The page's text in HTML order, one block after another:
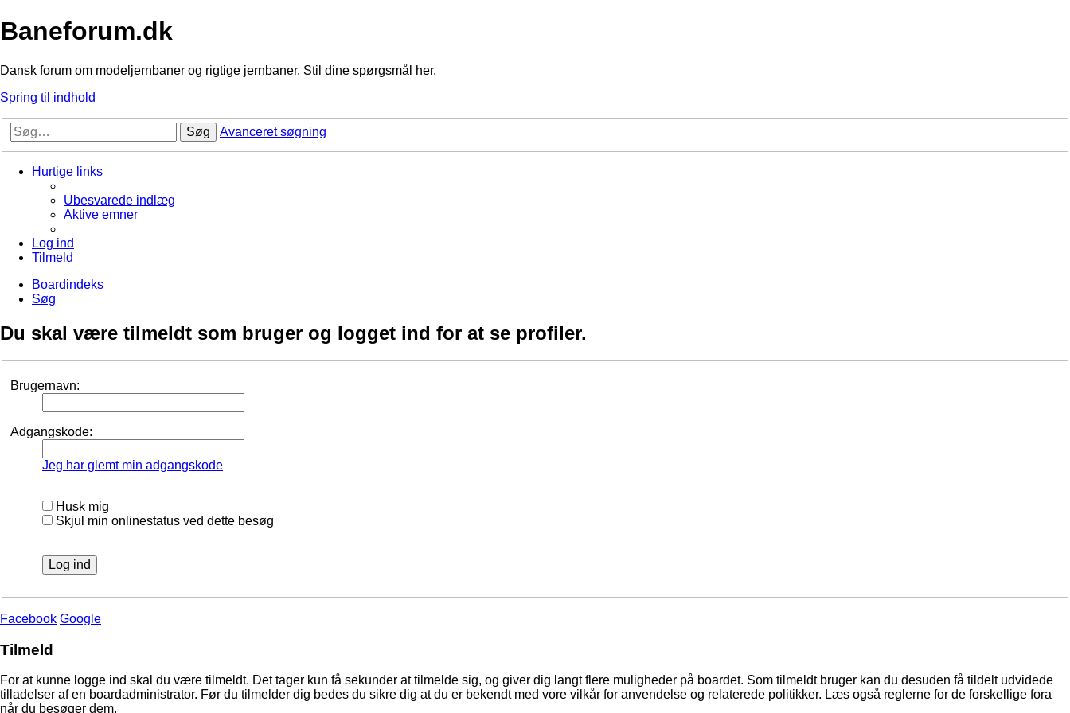
Baneforum.dk
Dansk forum om modeljernbaner og rigtige jernbaner. Stil dine spørgsmål her.
Spring til indhold
Søg Avanceret søgning
Hurtige links
Ubesvarede indlæg
Aktive emner
Log ind
Tilmeld
Boardindeks
Søg
Du skal være tilmeldt som bruger og logget ind for at se profiler.
Brugernavn:
Adgangskode:
Jeg har glemt min adgangskode
Husk mig
Skjul min onlinestatus ved dette besøg
Facebook Google
Tilmeld
For at kunne logge ind skal du være tilmeldt. Det tager kun få sekunder at tilmelde sig, og giver dig langt flere muligheder på boardet. Som tilmeldt bruger kan du desuden få tildelt udvidede
tilladelser af en boardadministrator. Før du tilmelder dig bedes du sikre dig at du er bekendt med vore vilkår for anvendelse og relaterede politikker. Læs også reglerne for de forskellige fora
når du besøger dem.